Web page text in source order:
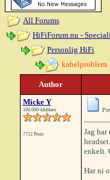
All Forums
HiFiForum.nu -
Personlig HiFi
kabelproblem
Author
Micke Y
100.000-klubben
7712 Posts
Jag
enkelt.
Har ni